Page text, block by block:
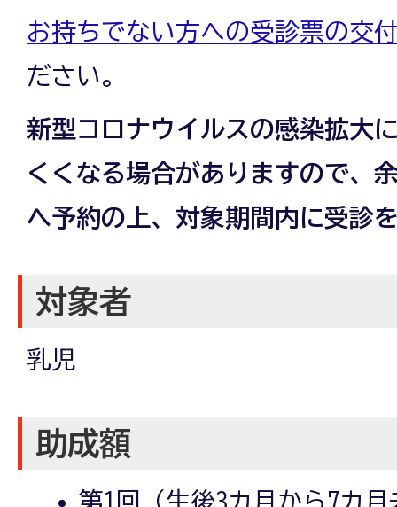
お持ちでない方への受診票の交
ださい。
新型コロナウイルスの感染拡大
くくなる場合がありますので、
へ予約の上、対象期間内に受診
対象者
乳児
助成額
第1回（生後3カ月から7カ